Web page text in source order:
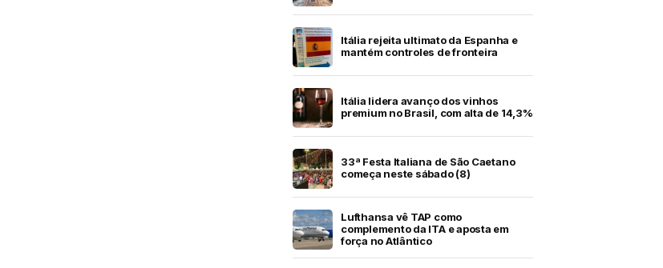
Itália rejeita ultimato da Espanha e
mantém controles de fronteira
Itália lidera avanço dos vinhos
premium no Brasil, com alta de 14,3%
33ª Festa Italiana de São Caetano
começa neste sábado (8)
Lufthansa vê TAP como
complemento da ITA e aposta em
força no Atlântico